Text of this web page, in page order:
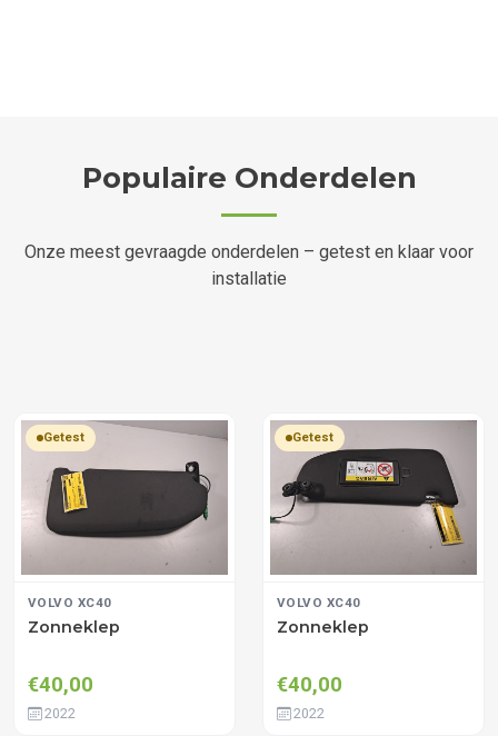
Populaire Onderdelen
Onze meest gevraagde onderdelen – getest en klaar voor
installatie
Getest
VOLVO XC40
Zonneklep
€40,00
2022
Getest
VOLVO XC40
Zonneklep
€40,00
2022